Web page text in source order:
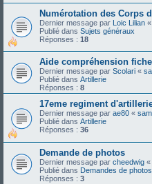
Numérotation des Corps
Dernier message par Loic Lilian «
Publié dans Sujets généraux
Réponses : 18
Aide compréhension
Dernier message par Scolari «
Publié dans Artillerie
Réponses : 8
17eme regiment
Dernier message par ae80 «
Publié dans Artillerie
Réponses : 36
Demande de photos
Dernier message par cheedwig «
Publié dans Demandes de photos
Réponses : 3